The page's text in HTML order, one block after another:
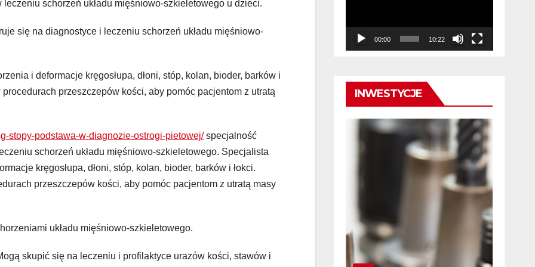
schorzeń układu mięśniowo-szkieletowego u dzieci.
się na diagnostyce i leczeniu schorzeń układu mięśniowo-
i deformacje kręgosłupa, dłoni, stóp, kolan, bioder, barków i
przeszczepów kości, aby pomóc pacjentom z utratą
stopy-podstawa-w-diagnozie-ostrogi-pietowej/specjalność
schorzeń układu mięśniowo-szkieletowego. Specjalista
kręgosłupa, dłoni, stóp, kolan, bioder, barków i łokci.
przeszczepów kości, aby pomóc pacjentom z utratą masy
układu mięśniowo-szkieletowego.
skupić się na leczeniu i profilaktyce urazów kości, stawów i
00:00 10:22
INWESTYCJE